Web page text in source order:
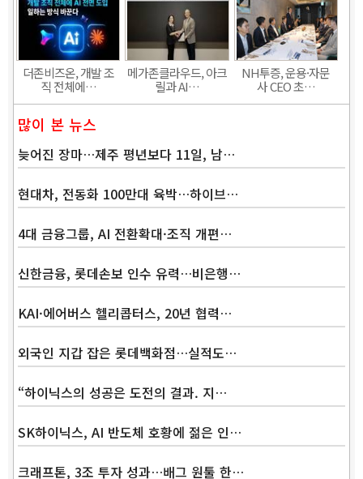
더존비즈온, 개발 조
직 전체에…
메가존클라우드, 아크
릴과 AI…
NH투증, 운용·자문
사 CEO 초…
많이 본 뉴스
늦어진 장마…제주 평년보다 11일, 남…
현대차, 전동화 100만대 육박…하이브…
4대 금융그룹, AI 전환확대·조직 개편…
신한금융, 롯데손보 인수 유력…비은행…
KAI·에어버스 헬리콥터스, 20년 협력…
외국인 지갑 잡은 롯데백화점…실적도…
“하이닉스의 성공은 도전의 결과. 지…
SK하이닉스, AI 반도체 호황에 젊은 인…
크래프톤, 3조 투자 성과…배그 원툴 한…